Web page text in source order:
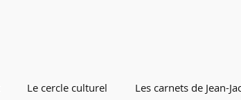
Le cercle culturel Les carnets de Jean-